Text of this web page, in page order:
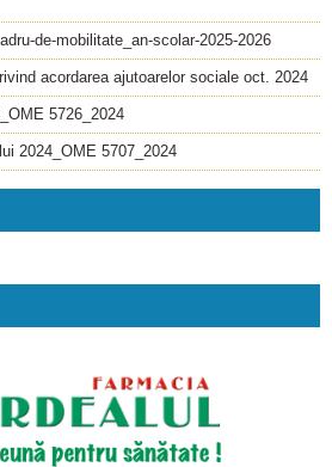
de-mobilitate_an-scolar-2025-2026
acordarea ajutoarelor sociale oct. 2024
5726_2024
2024_OME 5707_2024